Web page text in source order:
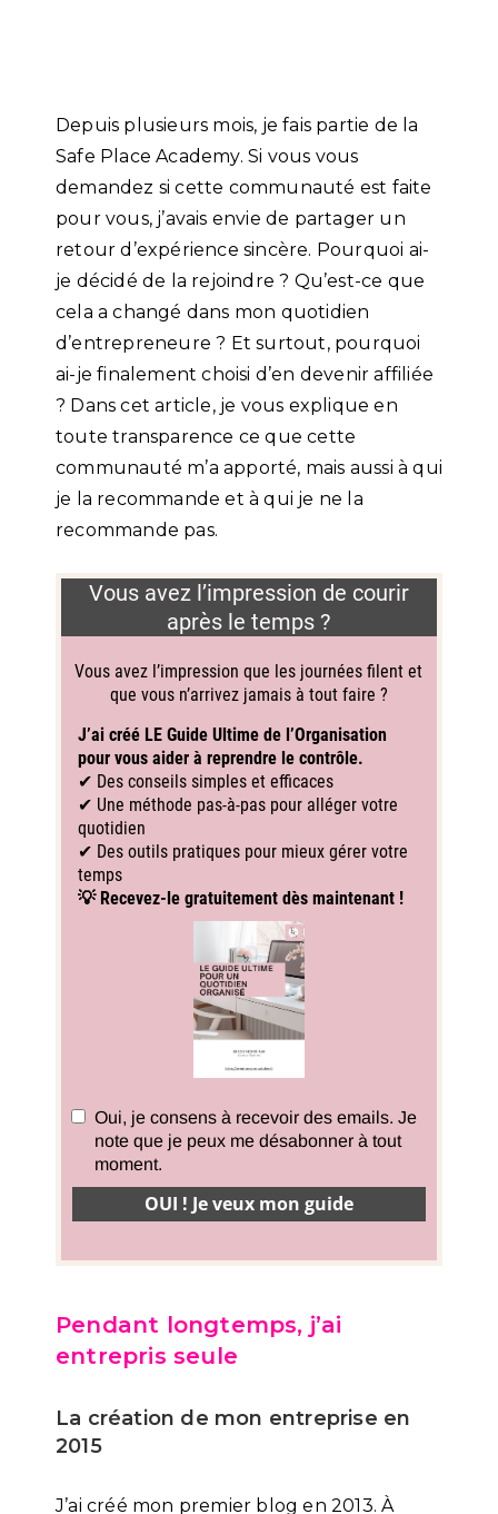
Depuis plusieurs mois, je fais partie de la
Safe Place Academy. Si vous vous
demandez si cette communauté est faite
pour vous, j’avais envie de partager un
retour d’expérience sincère. Pourquoi ai-
je décidé de la rejoindre ? Qu’est-ce que
cela a changé dans mon quotidien
d’entrepreneure ? Et surtout, pourquoi
ai-je finalement choisi d’en devenir affiliée
? Dans cet article, je vous explique en
toute transparence ce que cette
communauté m’a apporté, mais aussi à qui
je la recommande et à qui je ne la
recommande pas.
Pendant longtemps, j’ai
entrepris seule
La création de mon entreprise en
2015
J’ai créé mon premier blog en 2013. À